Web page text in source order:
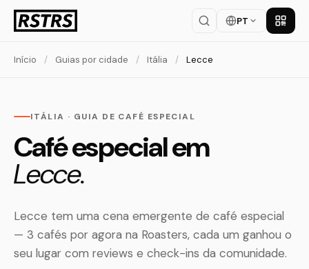
PT Baixar
Início / Guias por cidade / Itália / Lecce
ITÁLIA · GUIA DE CAFÉ ESPECIAL
Café especial em
Lecce.
Lecce tem uma cena emergente de café especial
— 3 cafés por agora na Roasters, cada um ganhou o
seu lugar com reviews e check-ins da comunidade.